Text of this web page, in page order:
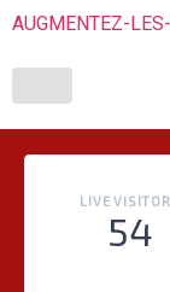
AUGMENTEZ-
LIVE
54